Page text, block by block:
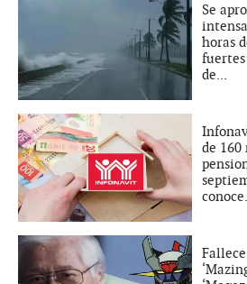
Se
horas
de...
de 160